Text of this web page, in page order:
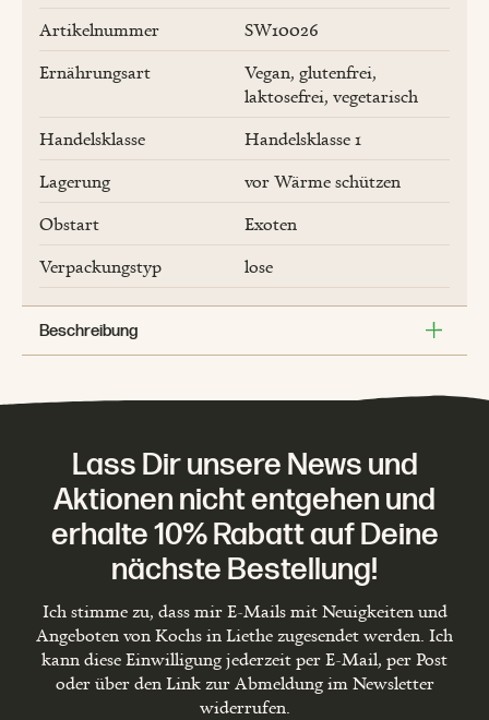
Artikelnummer
SW10026
Ernährungsart
Vegan glutenfrei
laktosefrei vegetarisch
Handelsklasse
Handelsklasse 1
Lagerung
vor Wärme schützen
Obstart
Exoten
Verpackungstyp
lose
Beschreibung
Lass Dir unsere News und
Aktionen nicht entgehen und
erhalte 10% Rabatt auf Deine
nächste Bestellung!
Ich stimme zu, dass mir E-Mails mit Neuigkeiten und
Angeboten von Kochs in Liethe zugesendet werden. Ich
kann diese Einwilligung jederzeit per E-Mail, per Post
oder über den Link zur Abmeldung im Newsletter
widerrufen.